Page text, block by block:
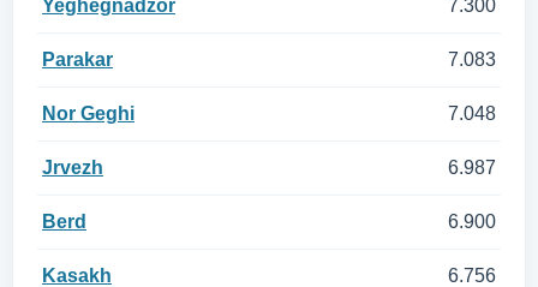
Yeghegnadzor 7.300
Parakar 7.083
Nor Geghi 7.048
Jrvezh 6.987
Berd 6.900
Kasakh 6.756